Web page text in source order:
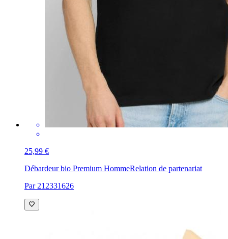
25,99 €
Débardeur bio Premium HommeRelation de partenariat
Par 212331626